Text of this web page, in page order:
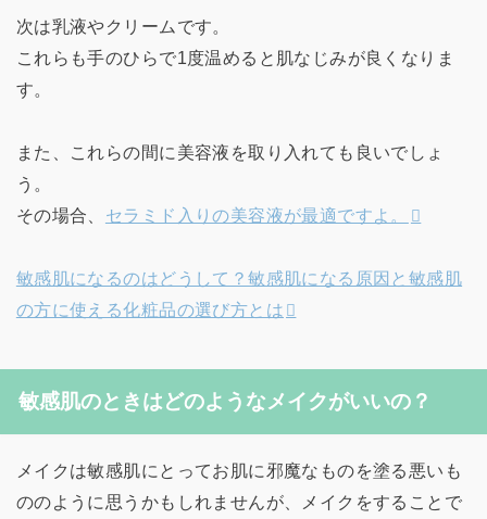
次は乳液やクリームです。
これらも手のひらで1度温めると肌なじみが良くなりま
す。
また、これらの間に美容液を取り入れても良いでしょ
う。
その場合、 セラミド入りの美容液が最適ですよ。
敏感肌になるのはどうして？敏感肌になる原因と敏感肌
の方に使える化粧品の選び方とは
敏感肌のときはどのようなメイクがいいの？
メイクは敏感肌にとってお肌に邪魔なものを塗る悪いも
ののように思うかもしれませんが、メイクをすることで